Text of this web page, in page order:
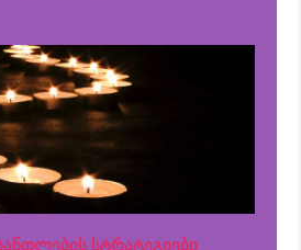
სტრატეგიები